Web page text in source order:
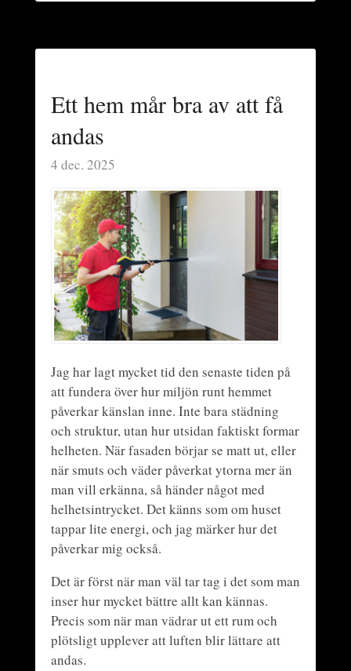
Ett hem mår bra av att få
andas
4 dec. 2025
Jag har lagt mycket tid den senaste tiden på
att fundera över hur miljön runt hemmet
påverkar känslan inne. Inte bara städning
och struktur, utan hur utsidan faktiskt formar
helheten. När fasaden börjar se matt ut, eller
när smuts och väder påverkat ytorna mer än
man vill erkänna, så händer något med
helhetsintrycket. Det känns som om huset
tappar lite energi, och jag märker hur det
påverkar mig också.
Det är först när man väl tar tag i det som man
inser hur mycket bättre allt kan kännas.
Precis som när man vädrar ut ett rum och
plötsligt upplever att luften blir lättare att
andas.